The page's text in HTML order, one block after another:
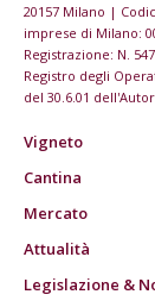
20157 Milano |
imprese di Milano:
Registrazione: N.
Registro degli
del 30.6.01
Vigneto
Cantina
Mercato
Attualità
Legislazione &